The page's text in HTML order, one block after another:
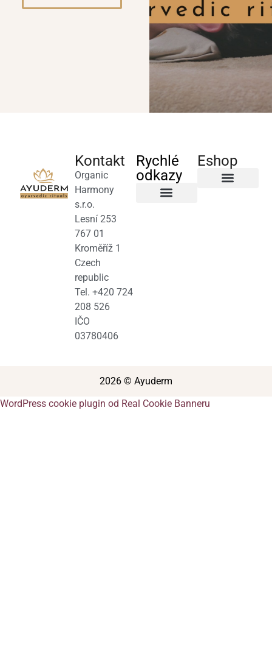
Kontakt
Organic
Harmony
s.r.o.
Lesní 253
767 01
Kroměříž 1
Czech
republic
Tel. +420 724
208 526
IČO
03780406
Rychlé
odkazy
Eshop
2026 © Ayuderm
WordPress cookie plugin od Real Cookie Banneru